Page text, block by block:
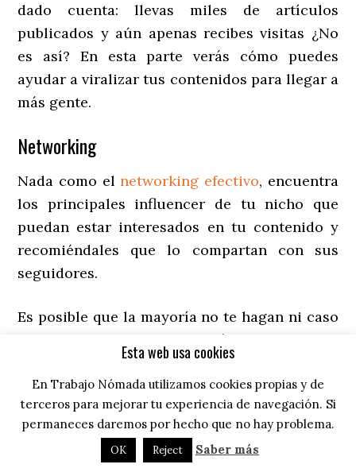
dado cuenta: llevas miles de artículos
publicados y aún apenas recibes visitas ¿No
es así? En esta parte verás cómo puedes
ayudar a viralizar tus contenidos para llegar a
más gente.
Networking
Nada como elnetworking efectivo, encuentra
los principales influencer de tu nicho que
puedan estar interesados en tu contenido y
recomiéndales que lo compartan con sus
seguidores.
Es posible que la mayoría no te hagan ni caso
pero ya sabes, intenta ganártelos un poco
antes para que cuando toque pedir no tengan
problema en ayudarte.
Redes sociales
Hey, amor y odio para las redes sociales!
Esta web usa cookies
En Trabajo Nómada utilizamos cookies propias y de
terceros para mejorar tu experiencia de navegación. Si
permaneces daremos por hecho que no hay problema.
OK Reject Saber más